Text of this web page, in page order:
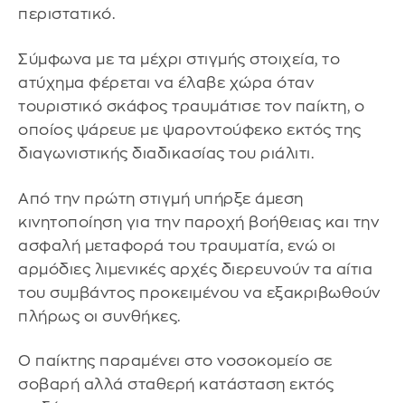
περιστατικό.
Σύμφωνα με τα μέχρι στιγμής στοιχεία, το
ατύχημα φέρεται να έλαβε χώρα όταν
τουριστικό σκάφος τραυμάτισε τον παίκτη, ο
οποίος ψάρευε με ψαροντούφεκο εκτός της
διαγωνιστικής διαδικασίας του ριάλιτι.
Από την πρώτη στιγμή υπήρξε άμεση
κινητοποίηση για την παροχή βοήθειας και την
ασφαλή μεταφορά του τραυματία, ενώ οι
αρμόδιες λιμενικές αρχές διερευνούν τα αίτια
του συμβάντος προκειμένου να εξακριβωθούν
πλήρως οι συνθήκες.
Ο παίκτης παραμένει στο νοσοκομείο σε
σοβαρή αλλά σταθερή κατάσταση εκτός